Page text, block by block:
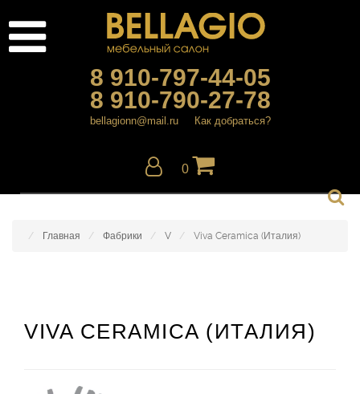
8 910-797-44-05
8 910-790-27-78
bellagionn@mail.ru Как добраться?
0
Главная Фабрики V Viva Ceramica (Италия)
VIVA CERAMICA (ИТАЛИЯ)